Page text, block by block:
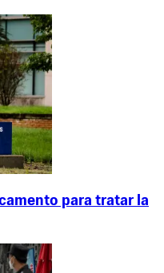
para tratar la